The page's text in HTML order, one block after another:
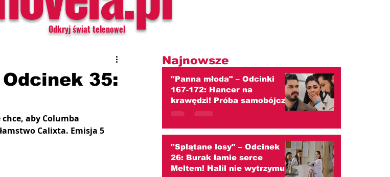
Odkryj świat telenowel
35:
aby Columba
Calixta. Emisja 5
Najnowsze
"Panna młoda" – Odcinki
167-172: Hancer na
krawędzi! Próba samobójcza,
szokujący ślub z Melihem i
"Splątane losy" – Odcinek
26: Burak łamie serce
Meltem! Halil nie wytrzymuje